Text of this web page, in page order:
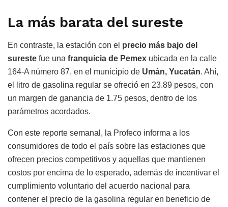
La más barata del sureste
En contraste, la estación con el precio más bajo del
sureste fue una franquicia de Pemex ubicada en la calle
164-A número 87, en el municipio de Umán, Yucatán. Ahí,
el litro de gasolina regular se ofreció en 23.89 pesos, con
un margen de ganancia de 1.75 pesos, dentro de los
parámetros acordados.
Con este reporte semanal, la Profeco informa a los
consumidores de todo el país sobre las estaciones que
ofrecen precios competitivos y aquellas que mantienen
costos por encima de lo esperado, además de incentivar el
cumplimiento voluntario del acuerdo nacional para
contener el precio de la gasolina regular en beneficio de